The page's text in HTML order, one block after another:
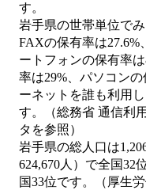
す。
岩手県の世帯単位でみ
FAXの保有率は27.6%
ートフォンの保有率
率は29%、パソコン
ーネットを誰も利用
す。（総務省 通信利
タを参照）
岩手県の総人口は
624,670人）で全国32
国33位です。（厚生